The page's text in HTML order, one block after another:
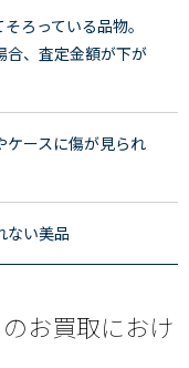
ろっている品物。
合、査定金額が下が
ケースに傷が見られ
ない美品
お買取におけ